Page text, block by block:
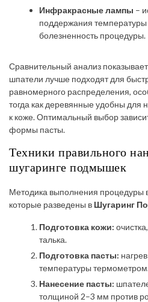
Инфракрасные лампы –
поддержания
болезненность процедуры.
Сравнительный анализ
шпатели лучше подходят для
равномерного распределения,
тогда как деревянные удобны для
к коже. Оптимальный выбор
формы пасты.
Техники правильного
шугаринге подмышек
Методика выполнения процедуры
которые разведены в Шугаринг
Подготовка кожи:
талька.
Подготовка пасты:
температуры
Нанесение пасты:
толщиной 2–3 мм против